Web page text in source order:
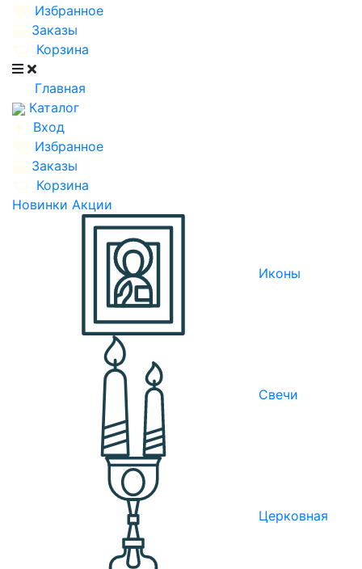
Избранное
Заказы
Корзина
Главная
Каталог
Вход
Избранное
Заказы
Корзина
Новинки Акции
Иконы
Свечи
Церковная